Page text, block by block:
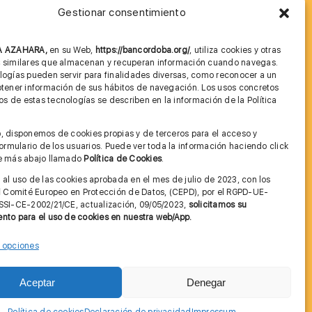
Gestionar consentimiento
AZAHARA, en su Web, https://bancordoba.org/, utiliza cookies y otras
que almacenan y recuperan información cuando navegas.
pueden servir para finalidades diversas, como reconocer a un
información de sus hábitos de navegación. Los usos concretos
de estas tecnologías se describen en la información de la Política
disponemos de cookies propias y de terceros para el acceso y
de los usuarios. Puede ver toda la información haciendo click
más abajo llamado Política de Cookies.
al uso de las cookies aprobada en el mes de julio de 2023, con los
Europeo en Protección de Datos, (CEPD), por el RGPD-UE-
CE-2002/21/CE, actualización, 09/05/2023, solicitamos su
para el uso de cookies en nuestra web/App.
Aceptar Denegar
Imagen corporativa
Cita previa FAGA
Condiciones de Uso Web
Contactar